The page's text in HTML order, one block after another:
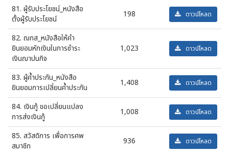
81. ผู้รับประโยชน์_หนังสือ
ตั้งผู้รับประโยชน์
198 ดาวน์โหลด
82. ฌกส_หนังสือให้คำ
ยินยอมหักเงินในการชำระ
เงินฌาปนกิจ
1,023 ดาวน์โหลด
83. ผู้ค้ำประกัน_หนังสือ
ยินยอมการเปลี่ยนค้ำประกัน
1,408 ดาวน์โหลด
84. เงินกู้ ขอเปลี่ยนแปลง
การส่งเงินกู้
1,008 ดาวน์โหลด
85. สวัสดิการ เพื่อการศพ
สมาชิก
936 ดาวน์โหลด